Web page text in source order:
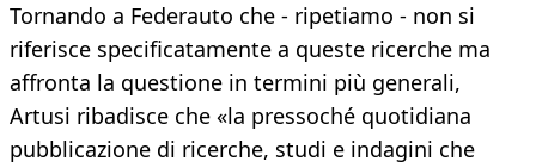
Tornando a Federauto che - ripetiamo - non si
riferisce specificatamente a queste ricerche ma
affronta la questione in termini più generali,
Artusi ribadisce che «la pressoché quotidiana
pubblicazione di ricerche, studi e indagini che